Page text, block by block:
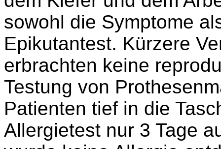
sowohl die Symptome
Epikutantest. Kürzere
erbrachten keine
Testung von
Patienten tief in die
Allergietest nur 3 Tage